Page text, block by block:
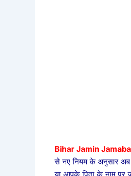
Bihar Jamin
से नए नियम के अनुसार अब
या आपके पिता के नाम पर